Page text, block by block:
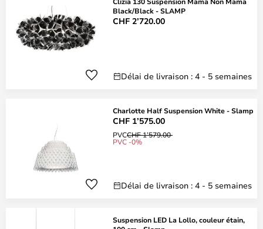
Black/Black - SLAMP
CHF 2’720.00
Délai de livraison : 4 - 5 semaines
Charlotte Half Suspension White - Slamp
CHF 1’575.00
PVCCHF 1’579.00
PVC -0%
Délai de livraison : 4 - 5 semaines
Suspension LED La Lollo, couleur étain,